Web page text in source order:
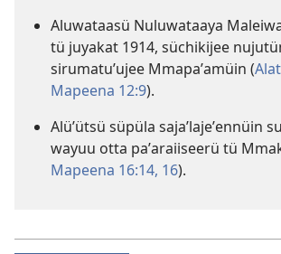
Aluwataasü Nuluwataaya
tü juyakat 1914, süchikijee
sirumatuʼujee Mmapaʼamüin (
Mapeena 12:9).
Alüʼütsü süpüla sajaʼlajeʼennüin
wayuu otta paʼaraiiseerü tü
Mapeena 16:14, 16).